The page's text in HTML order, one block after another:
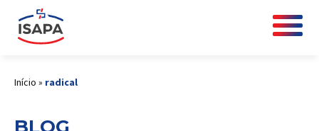
Início » radical